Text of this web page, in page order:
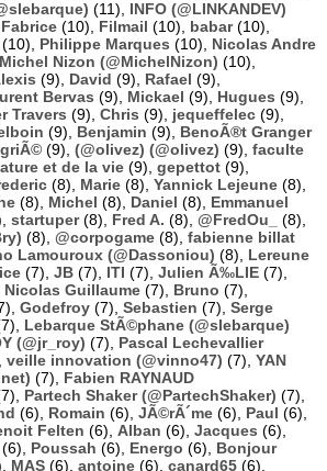
(11), INFO (@LINKANDEV)
Fabrice (10), Filmail (10), babar(10),
(10), Philippe Marques (10), Nicolas Andre
Michel Nizon (@MichelNizon) (10),
(9), David (9), Rafael (9),
Bervas (9), Mickael (9), Hugues (9),
Travers (9), Chris (9), jequeffelec (9),
(9), Benjamin (9), BenoÃ®t Granger
(9), (@olivez) (@olivez) (9), faculte
et de la vie (9), gepettot (9),
(8), Marie (8), Yannick Lejeune (8),
(8), Michel (8), Daniel (8), Emmanuel
startuper(8), Fred A. (8), @FredOu_
(8),
(8), @corpogame (8), fabienne billat
Lamouroux (@Dassoniou) (8), Lereune
(7), JB (7), ITI (7), Julien Ã‰LIE (7),
Nicolas Guillaume (7), Bruno (7),
Godefroy (7), Sebastien (7), Serge
Lebarque StÃ©phane (@slebarque)
(@jr_roy) (7), Pascal Lechevallier
veille innovation (@vinno47) (7), YAN
(7), Fabien RAYNAUD
Partech Shaker (@PartechShaker) (7),
(6), Romain (6), JÃ©rÃ´me (6), Paul (6),
Felten (6), Alban (6), Jacques (6),
(6), Poussah (6), Energo (6), Bonjour
MAS (6), antoine (6), canard65 (6),